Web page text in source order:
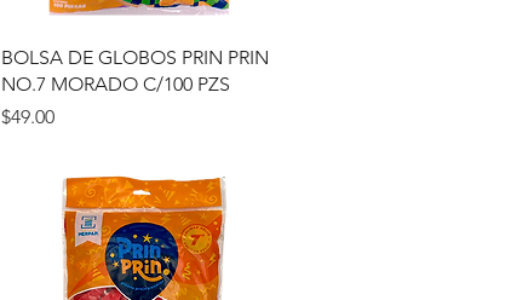
Vista rápida
BOLSA DE GLOBOS PRIN PRIN
NO.7 MORADO C/100 PZS
Precio
$49.00